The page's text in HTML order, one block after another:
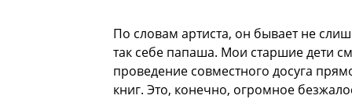
По словам артиста, он бывает не
так себе папаша. Мои старшие дети
проведение совместного досуга
книг. Это, конечно, огромное